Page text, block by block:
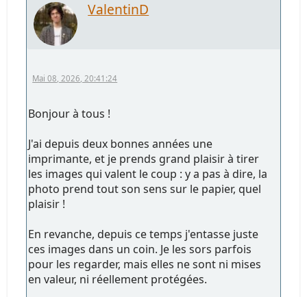
ValentinD
Mai 08, 2026, 20:41:24
Bonjour à tous !
J'ai depuis deux bonnes années une
imprimante, et je prends grand plaisir à tirer
les images qui valent le coup : y a pas à dire, la
photo prend tout son sens sur le papier, quel
plaisir !
En revanche, depuis ce temps j'entasse juste
ces images dans un coin. Je les sors parfois
pour les regarder, mais elles ne sont ni mises
en valeur, ni réellement protégées.